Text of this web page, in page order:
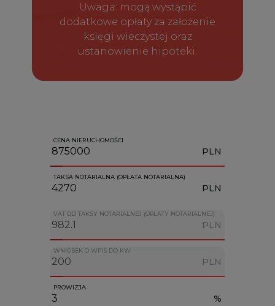
Uwaga: mogą wystąpić
dodatkowe opłaty za założenie
księgi wieczystej oraz
ustanowienie hipoteki.
CENA NIERUCHOMOŚCI
PLN
TAKSA NOTARIALNA (OPŁATA NOTARIALNA)
PLN
VAT OD TAKSY NOTARIALNEJ (OPŁATY NOTARIALNEJ)
PLN
WNIOSEK O WPIS DO KW
PLN
PROWIZJA
%